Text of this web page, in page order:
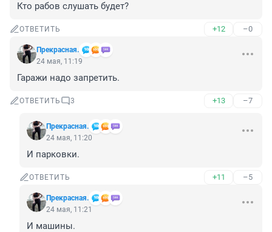
Кто рабов слушать будет?
ОТВЕТИТЬ +12 –0
Прекрасная.
24 мая, 11:19
Гаражи надо запретить.
ОТВЕТИТЬ 3 +13 –7
Прекрасная.
24 мая, 11:20
И парковки.
ОТВЕТИТЬ +11 –5
Прекрасная.
24 мая, 11:21
И машины.